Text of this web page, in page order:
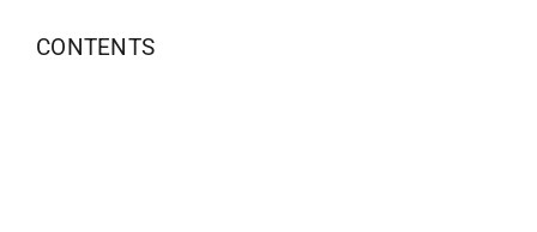
CONTENTS